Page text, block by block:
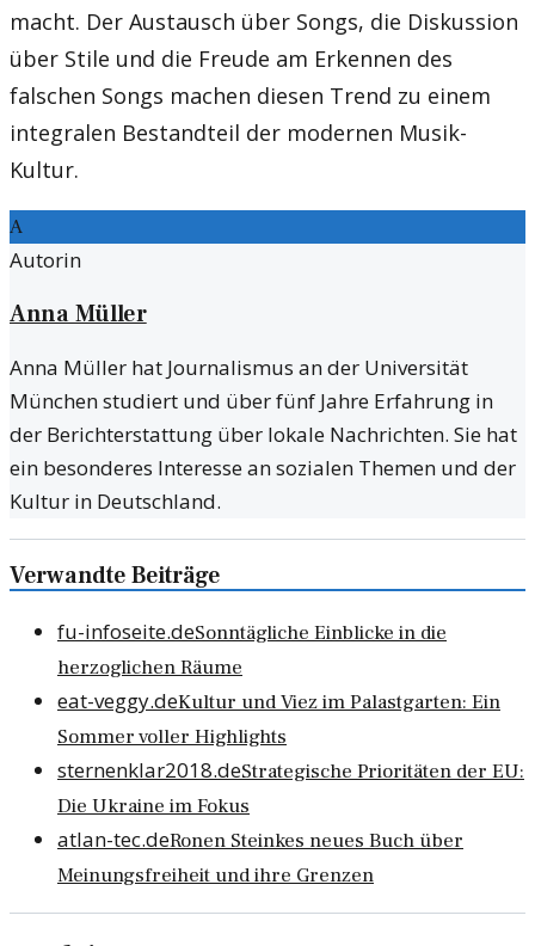
macht. Der Austausch über Songs, die Diskussion
über Stile und die Freude am Erkennen des
falschen Songs machen diesen Trend zu einem
integralen Bestandteil der modernen Musik-
Kultur.
A
Autorin
Anna Müller
Anna Müller hat Journalismus an der Universität
München studiert und über fünf Jahre Erfahrung in
der Berichterstattung über lokale Nachrichten. Sie hat
ein besonderes Interesse an sozialen Themen und der
Kultur in Deutschland.
Verwandte Beiträge
fu-infoseite.deSonntägliche Einblicke in die
herzoglichen Räume
eat-veggy.deKultur und Viez im Palastgarten: Ein
Sommer voller Highlights
sternenklar2018.deStrategische Prioritäten der EU:
Die Ukraine im Fokus
atlan-tec.deRonen Steinkes neues Buch über
Meinungsfreiheit und ihre Grenzen